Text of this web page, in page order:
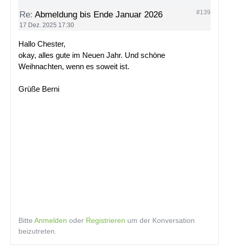
Re: Abmeldung bis Ende Januar 2026
17 Dez. 2025 17:30
#139
Hallo Chester,
okay, alles gute im Neuen Jahr. Und schöne
Weihnachten, wenn es soweit ist.
Grüße Berni
Bitte Anmelden oder Registrieren um der Konversation
beizutreten.